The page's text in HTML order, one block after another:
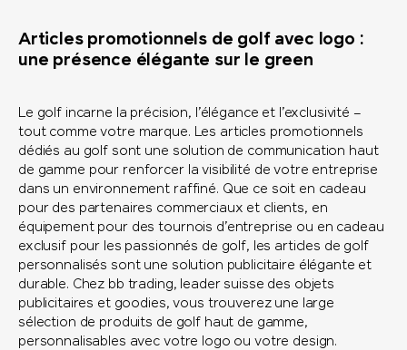
Articles promotionnels de golf avec logo :
une présence élégante sur le green
Le golf incarne la précision, l’élégance et l’exclusivité –
tout comme votre marque. Les articles promotionnels
dédiés au golf sont une solution de communication haut
de gamme pour renforcer la visibilité de votre entreprise
dans un environnement raffiné. Que ce soit en cadeau
pour des partenaires commerciaux et clients, en
équipement pour des tournois d’entreprise ou en cadeau
exclusif pour les passionnés de golf, les articles de golf
personnalisés sont une solution publicitaire élégante et
durable. Chez bb trading, leader suisse des objets
publicitaires et goodies, vous trouverez une large
sélection de produits de golf haut de gamme,
personnalisables avec votre logo ou votre design.